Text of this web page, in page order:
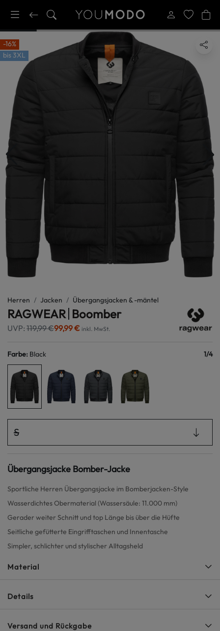
-16%
bis 3XL
Herren Jacken Übergangsjacken & -mäntel
RAGWEAR Boomber
UVP: 119,99 €99,99 € inkl. MwSt.
Farbe: Black 1/4
S
Übergangsjacke Bomber-Jacke
Sportliche Herren Übergangsjacke im Bomberjacken-Style
Wasserdichtes Obermaterial (Wassersäule: 11.000 mm)
Gerader weiter Schnitt und top Länge bis über die Hüfte
Seitliche gefütterte Eingrifftaschen und Innentasche
Simpler, schlichter und stylischer Alltagsheld
Material
Details
Versand und Rückgabe